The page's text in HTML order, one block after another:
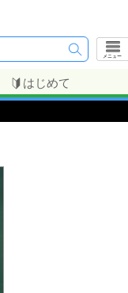
メニュー
はじめて